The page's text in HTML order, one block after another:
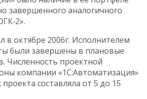
завершенного аналогичного
в октябре 2006г. Исполнителем
были завершены в плановые
Численность проектной
компании «1С:Автоматизация»
составляла от 5 до 15